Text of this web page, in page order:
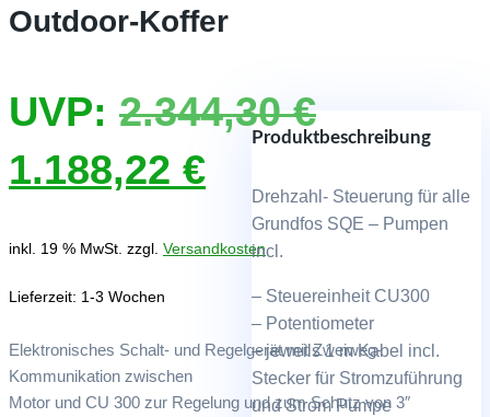
Outdoor-Koffer
UVP: 2.344,30€
war:
2.344,30
1.188,22 €Aktueller
Preis
ist:
1.188,22 €.
inkl. 19 % MwSt. zzgl. Versandkosten
Lieferzeit: 1-3 Wochen
Elektronisches Schalt- und Regelgerät mit Zweiweg-
Kommunikation zwischen
Motor und CU 300 zur Regelung und zum Schutz von 3″
Produktbeschreibung
Drehzahl- Steuerung für alle
Grundfos SQE – Pumpen
incl.
– Steuereinheit CU300
– Potentiometer
– jeweils 1 m Kabel incl.
Stecker für Stromzuführung
und Strom Pumpe